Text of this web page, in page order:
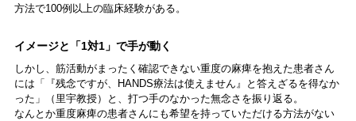
方法で100例以上の臨床経験がある。
イメージと「1対1」で手が動く
しかし、筋活動がまったく確認できない重度の麻痺を抱えた患者さん
には「『残念ですが、HANDS療法は使えません』と答えざるを得なか
った」（里宇教授）と、打つ手のなかった無念さを振り返る。
なんとか重度麻痺の患者さんにも希望を持っていただける方法がない